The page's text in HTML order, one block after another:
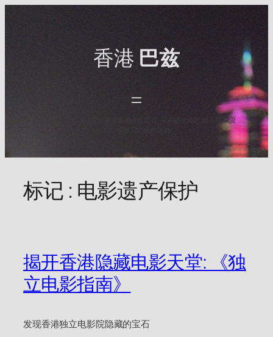
香港 巴兹
与HK Baz一起发现香港最出名的夜生活点. 探索最佳酒吧,俱乐部,以及
标记 : 电影遗产保护
揭开香港隐藏电影天堂: 《独
立电影指南》
发现香港独立电影院隐藏的宝石